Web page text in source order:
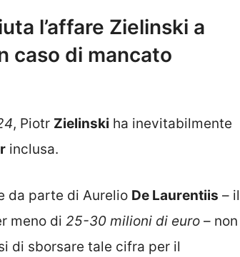
l’affare Zielinski a
caso di mancato
, Piotr Zielinski ha inevitabilmente
inclusa.
da parte di Aurelio De Laurentiis – il
meno di 25-30 milioni di euro – non
di sborsare tale cifra per il